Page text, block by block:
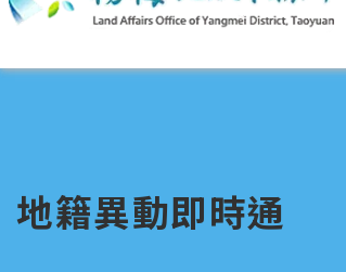
地籍異動即時通